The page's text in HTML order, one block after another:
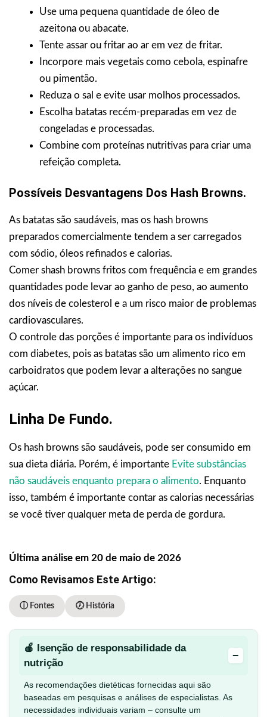
Use uma pequena quantidade de óleo de
azeitona ou abacate.
Tente assar ou fritar ao ar em vez de fritar.
Incorpore mais vegetais como cebola, espinafre
ou pimentão.
Reduza o sal e evite usar molhos processados.
Escolha batatas recém-preparadas em vez de
congeladas e processadas.
Combine com proteínas nutritivas para criar uma
refeição completa.
Possíveis Desvantagens Dos Hash Browns.
As batatas são saudáveis, mas os hash browns
preparados comercialmente tendem a ser carregados
com sódio, óleos refinados e calorias.
Comer shash browns fritos com frequência e em grandes
quantidades pode levar ao ganho de peso, ao aumento
dos níveis de colesterol e a um risco maior de problemas
cardiovasculares.
O controle das porções é importante para os indivíduos
com diabetes, pois as batatas são um alimento rico em
carboidratos que podem levar a alterações no sangue
‍‌‍‍‌açúcar.
Linha De Fundo.
Os hash browns são saudáveis, pode ser consumido em
sua dieta diária. Porém, é importante Evite substâncias
não saudáveis enquanto prepara o alimento. Enquanto
isso, também é importante contar as calorias necessárias
se você tiver qualquer meta de perda de gordura.
Última análise em 20 de maio de 2026
Como Revisamos Este Artigo:
ⓘ Fontes 🕖 História
🍎 Isenção de responsabilidade da
nutrição
−
As recomendações dietéticas fornecidas aqui são
baseadas em pesquisas e análises de especialistas. As
necessidades individuais variam – consulte um